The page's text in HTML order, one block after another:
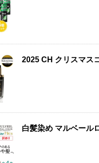
2025 CH クリスマス
白髪染め マルベール